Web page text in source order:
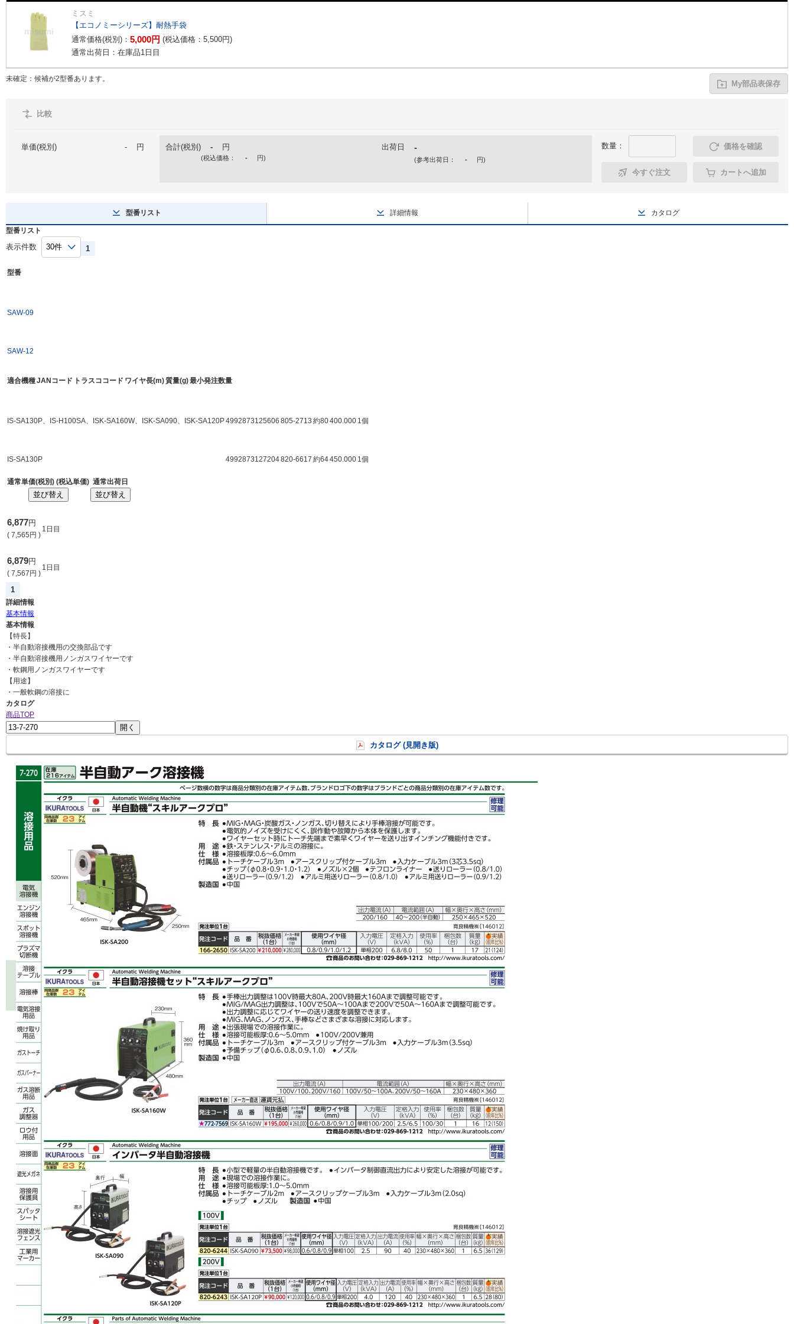
ミスミ
【エコノミーシリーズ】耐熱手袋
通常価格(税別)： 5,000円 (税込価格： 5,500円)
通常出荷日：在庫品1日目
未確定：候補が2型番あります。
My部品表保存
比較
単価(税別) - 円 合計(税別) - 円
(税込価格： - 円)
出荷日 -
(参考出荷日： - 円)
数量： 価格を確認
今すぐ注文 カートへ追加
型番リスト 詳細情報 カタログ
型番リスト
表示件数 1
型番
SAW-09
SAW-12
適合機種JANコード トラスココード ワイヤ長(m)質量(g)最小発注数量
IS-SA130P、IS-H100SA、ISK-SA160W、ISK-SA090、ISK-SA120P4992873125606 805-2713 約80400.000 1個
IS-SA130P 4992873127204820-6617 約64450.000 1個
通常単価(税別) (税込単価)
並び替え
通常出荷日
並び替え
6,877円
( 7,565円 )
1日目
6,879円
( 7,567円 )
1日目
1
詳細情報
基本情報
基本情報
【特長】
・半自動溶接機用の交換部品です
・半自動溶接機用ノンガスワイヤーです
・軟鋼用ノンガスワイヤーです
【用途】
・一般軟鋼の溶接に
カタログ
商品TOP
開く
カタログ (見開き版)